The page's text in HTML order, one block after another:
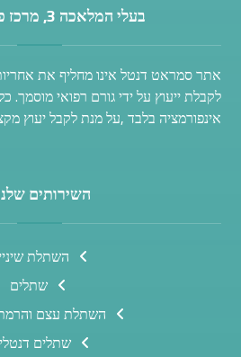
בעלי המלאכה 3, מרכז פריז נתיבות
אתר סמראט דנטל אינו מחליף את
לקבלת ייעוץ על ידי גורם רפואי
אינפורמציה בלבד ,על מנת לקבל יעוץ
השירותים
השתלת
שתלים
השתלת עצם
שתלים